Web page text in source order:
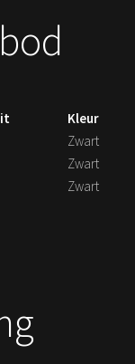
Kleur
Zwart
Zwart
Zwart